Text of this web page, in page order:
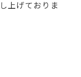
上げておりま